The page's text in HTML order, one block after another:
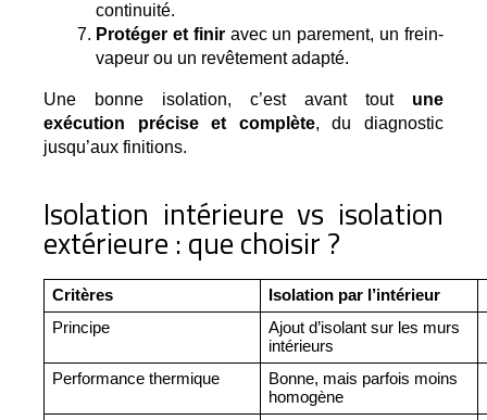
continuité.
Protéger et finir avec un parement, un frein-
vapeur ou un revêtement adapté.
Une bonne isolation, c’est avant tout une
exécution précise et complète, du diagnostic
jusqu’aux finitions.
Isolation intérieure vs isolation
extérieure : que choisir ?
Critères Isolation par l’intérieur
Principe
Ajout d’isolant sur les murs
intérieurs
​​Performance thermique
Bonne, mais parfois moins
homogène